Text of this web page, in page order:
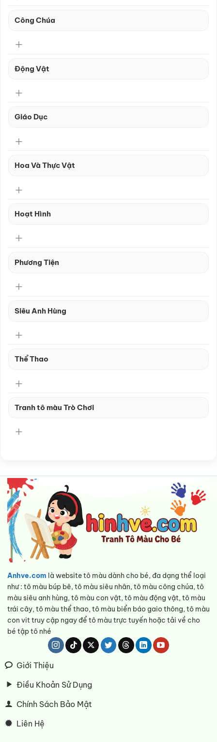
Công Chúa
Động Vật
Giáo Dục
Hoa Và Thực Vật
Hoạt Hình
Phương Tiện
Siêu Anh Hùng
Thể Thao
Tranh tô màu Trò Chơi
Anhve.com là website tô màu dành cho bé, đa dạng thể loại
như : tô màu búp bê, tô màu siêu nhân, tô màu công chúa, tô
màu siêu anh hùng, tô màu con vật, tô màu động vật, tô màu
trái cây, tô màu thể thao, tô màu biển báo gaio thông, tô màu
con vit truy cập ngay để tô màu trực tuyến hoặc tải về cho
bé tập tô nhé
Giới Thiệu
Điều Khoản Sử Dụng
Chính Sách Bảo Mật
Liên Hệ